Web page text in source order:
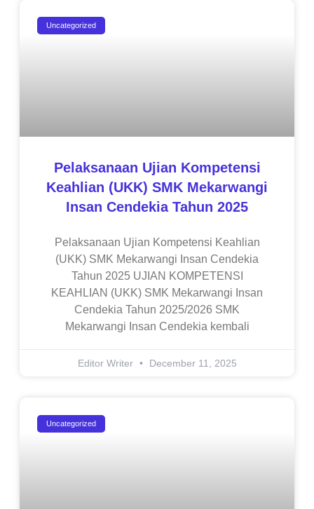
Uncategorized
Pelaksanaan Ujian Kompetensi
Keahlian (UKK) SMK Mekarwangi
Insan Cendekia Tahun 2025
Pelaksanaan Ujian Kompetensi Keahlian
(UKK) SMK Mekarwangi Insan Cendekia
Tahun 2025 UJIAN KOMPETENSI
KEAHLIAN (UKK) SMK Mekarwangi Insan
Cendekia Tahun 2025/2026 SMK
Mekarwangi Insan Cendekia kembali
Editor Writer December 11, 2025
Uncategorized